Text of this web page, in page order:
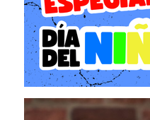
multijugador. Se
Nintendo para acceder
países. Se aplican
consolas, algunos
Solo para usar con la